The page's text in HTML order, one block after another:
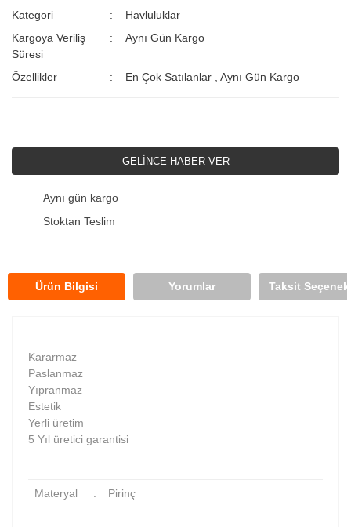
Kategori
Havluluklar
Kargoya Veriliş
Süresi
Aynı Gün Kargo
Özellikler En Çok Satılanlar ,Aynı Gün Kargo
GELİNCE HABER VER
Aynı gün kargo
Stoktan Teslim
Ürün Bilgisi Yorumlar Taksit
Kararmaz
Paslanmaz
Yıpranmaz
Estetik
Yerli üretim
5 Yıl üretici garantisi
Materyal : Pirinç